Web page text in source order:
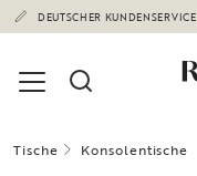
DEUTSCHER KUNDENSERVICE
Tische Konsolentische